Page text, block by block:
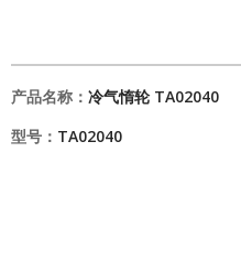
产品名称： 冷气惰轮 TA02040
型号： TA02040